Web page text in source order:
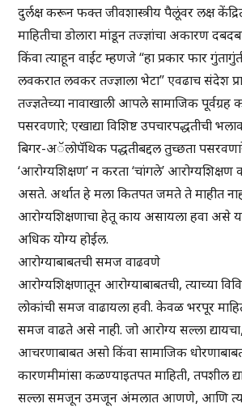
दुर्लक्ष करून फक्त जीवशास्त्रीय पैलूंवर लक्ष
माहितीचा डोलारा मांडून तज्ज्ञांचा अकारण
किंवा त्याहून वाईट म्हणजे “हा प्रकार फार
लवकरात लवकर तज्ज्ञाला भेटा” एवढाच संदेश
तज्ज्ञतेच्या नावाखाली आपले सामाजिक
पसरवणारे; एखाद्या विशिष्ट उपचारपद्धतीची
बिगर-अॅलोपॅथिक पद्धतीबद्दल तुच्छता
‘आरोग्यशिक्षण’ न करता ‘चांगले’ आरोग्यशिक्षण
असते. अर्थात हे मला कितपत जमते ते माहीत
आरोग्यशिक्षणाचा हेतू काय असायला हवा असे
अधिक योग्य होईल.
आरोग्याबाबतची समज वाढवणे
आरोग्यशिक्षणातून आरोग्याबाबतची, त्याच्या
लोकांची समज वाढायला हवी. केवळ भरपूर
समज वाढते असे नाही. जो आरोग्य सल्ला
आचरणाबाबत असो किंवा सामाजिक
कारणमीमांसा कळण्याइतपत माहिती, तपशील
सल्ला समजून उमजून अंमलात आणणे, आणि